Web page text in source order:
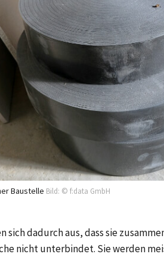
Baustelle Bild: © f:data GmbH
sich dadurch aus, dass sie
nicht unterbindet. Sie werden